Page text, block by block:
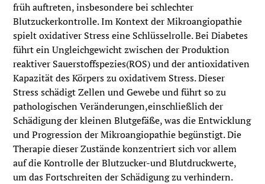
früh auftreten, insbesondere bei schlechter
Blutzuckerkontrolle. Im Kontext der Mikroangiopathie
spielt oxidativer Stress eine Schlüsselrolle. Bei Diabetes
führt ein Ungleichgewicht zwischen der Produktion
reaktiver Sauerstoffspezies(ROS) und der antioxidativen
Kapazität des Körpers zu oxidativem Stress. Dieser
Stress schädigt Zellen und Gewebe und führt so zu
pathologischen Veränderungen,einschließlich der
Schädigung der kleinen Blutgefäße, was die Entwicklung
und Progression der Mikroangiopathie begünstigt. Die
Therapie dieser Zustände konzentriert sich vor allem
auf die Kontrolle der Blutzucker-und Blutdruckwerte,
um das Fortschreiten der Schädigung zu verhindern.